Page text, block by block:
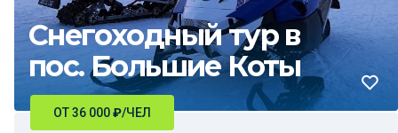
Снегоходный тур в
пос. Большие Коты
ОТ 36 000₽/ЧЕЛ